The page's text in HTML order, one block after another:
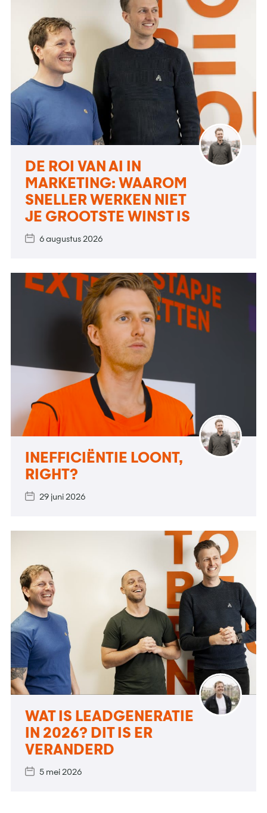
DE ROI VAN AI IN
MARKETING: WAAROM
SNELLER WERKEN NIET
JE GROOTSTE WINST IS
6 augustus 2026
INEFFICIËNTIE LOONT,
RIGHT?
29 juni 2026
WAT IS LEADGENERATIE
IN 2026? DIT IS ER
VERANDERD
5 mei 2026